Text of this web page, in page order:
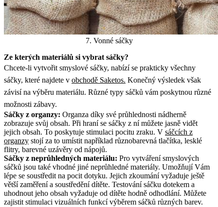
7. Vonné sáčky
Ze kterých materiálů si vybrat sáčky?
Chcete-li vytvořit smyslové sáčky, nabízí se prakticky všechny
sáčky, které najdete v obchodě Saketos. Konečný výsledek však
závisí na výběru materiálu. Různé typy sáčků vám poskytnou různé
možnosti zábavy.
Sáčky z organzy: Organza díky své průhlednosti nádherně
zobrazuje svůj obsah. Při hraní se sáčky z ní můžete jasně vidět
jejich obsah. To poskytuje stimulaci pocitu zraku. V sáčcích z
organzy stojí za to umístit například různobarevná tlačítka, lesklé
flitry, barevné uzávěry od nápojů.
Sáčky z neprůhledných materiálu: Pro vytváření smyslových
sáčků jsou také vhodné jiné neprůhledné materiály. Umožňují Vám
lépe se soustředit na pocit dotyku. Jejich zkoumání vyžaduje ještě
větší zaměření a soustředění dítěte. Testování sáčku dotekem a
uhodnout jeho obsah vyžaduje od dítěte hodně odhodlání. Můžete
zajistit stimulaci vizuálních funkcí výběrem sáčků různých barev.